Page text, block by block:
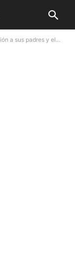
a sus padres y el...